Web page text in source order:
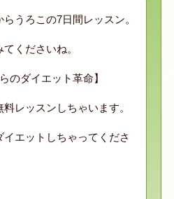
うろこの7日間レッスン。
くださいね。
のダイエット革命】
レッスンしちゃいます。
エットしちゃってくださ